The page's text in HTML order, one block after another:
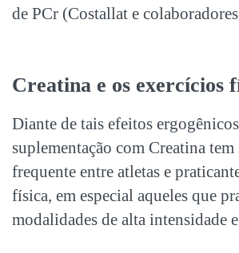
de PCr (Costallat e
Creatina e os exercícios
Diante de tais efeitos
suplementação com Creatina
frequente entre atletas e
física, em especial aqueles que
modalidades de alta intensidade